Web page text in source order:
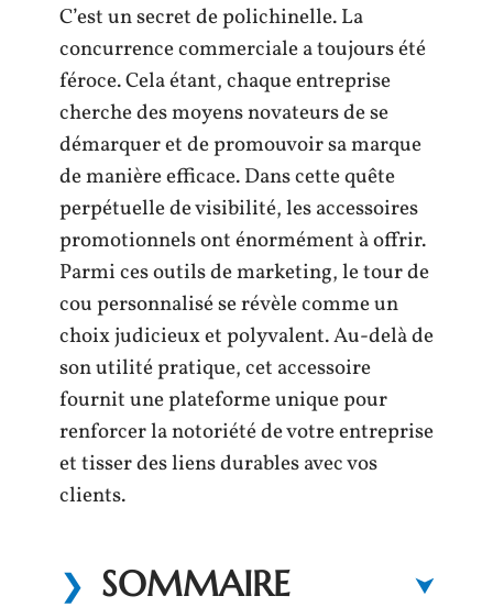
C’est un secret de polichinelle. La
concurrence commerciale a toujours été
féroce. Cela étant, chaque entreprise
cherche des moyens novateurs de se
démarquer et de promouvoir sa marque
de manière efficace. Dans cette quête
perpétuelle de visibilité, les accessoires
promotionnels ont énormément à offrir.
Parmi ces outils de marketing, le tour de
cou personnalisé se révèle comme un
choix judicieux et polyvalent. Au-delà de
son utilité pratique, cet accessoire
fournit une plateforme unique pour
renforcer la notoriété de votre entreprise
et tisser des liens durables avec vos
clients.
SOMMAIRE